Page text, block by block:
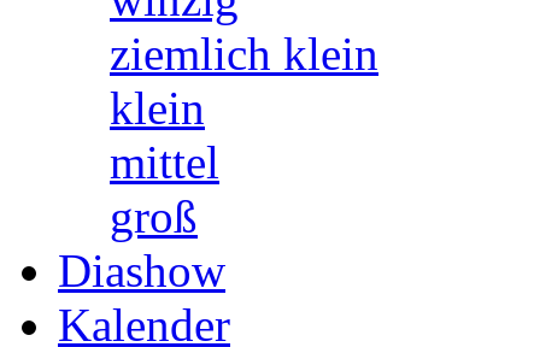
ziemlich klein
klein
mittel
groß
Diashow
Kalender